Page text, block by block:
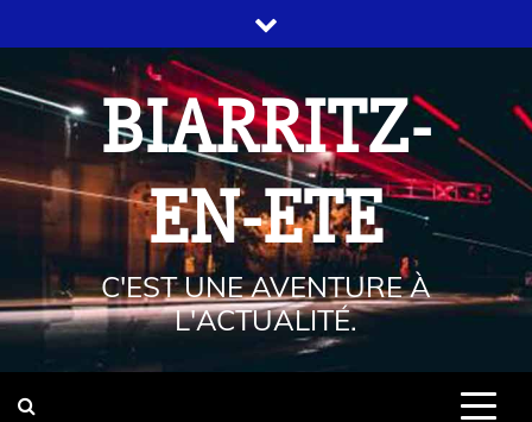
BIARRITZ-
EN-ETE
C'EST UNE AVENTURE À
L'ACTUALITÉ.